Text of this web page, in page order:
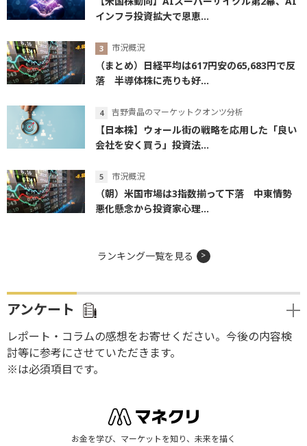
インフラ投資拡大で恩恵...
市況概況
（まとめ）日経平均は617円安の65,683円で反
落 半導体株に売りも好...
吉野貴晶のマーケットクオンツ分析
【日本株】ウォール街の戦略を応用した「良い
会社を安く買う」投資法...
市況概況
（朝）米国市場は3指数揃って下落 中東情勢
悪化懸念から投資家心理...
ランキング一覧を見る
アンケート
レポート・コラムの感想をお寄せください。今後の内容検
討等に参考にさせていただきます。
※は必須項目です。
お金を学び、マーケットを知り、未来を描く